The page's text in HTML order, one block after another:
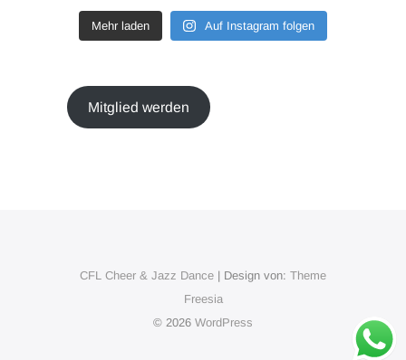
Mehr laden Auf Instagram folgen
Mitglied werden
CFL Cheer & Jazz Dance | Design von: Theme
Freesia
© 2026 WordPress